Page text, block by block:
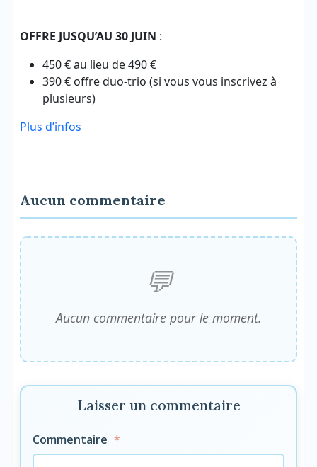
OFFRE JUSQU’AU 30 JUIN :
450 € au lieu de 490 €
390 € offre duo-trio (si vous vous inscrivez à
plusieurs)
Plus d’infos
Aucun commentaire
Aucun commentaire pour le moment.
Laisser un commentaire
Commentaire *